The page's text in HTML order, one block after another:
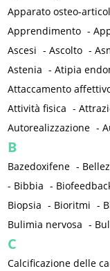
Apparato osteo-
Apprendimento -
Ascesi -Ascolto -
Astenia -Atipia
Attaccamento
Attività fisica -
Autorealizzazione -
B
Bazedoxifene -
- Bibbia -
Biopsia - Bioritmi -
Bulimia nervosa -
C
Calcificazione delle